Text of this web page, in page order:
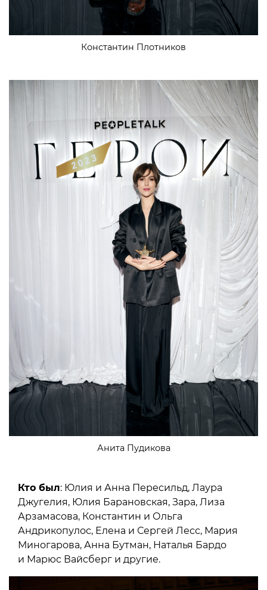
Константин Плотников
Анита Пудикова
Кто был: Юлия и Анна Пересильд, Лаура
Джугелия, Юлия Барановская, Зара, Лиза
Арзамасова, Константин и Ольга
Андрикопулос, Елена и Сергей Лесс, Мария
Миногарова, Анна Бутман, Наталья Бардо
и Марюс Вайсберг и другие.